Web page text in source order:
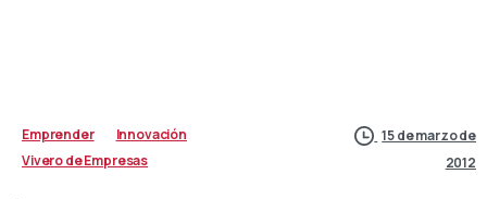
Emprender
Innovación
Vivero de Empresas
15 de marzo de
2012